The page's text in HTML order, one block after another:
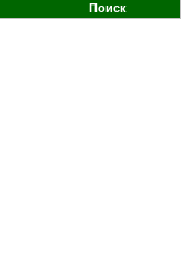
Поиск